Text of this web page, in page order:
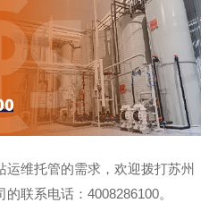
维托管的需求，欢迎拨打苏州
联系电话：4008286100。